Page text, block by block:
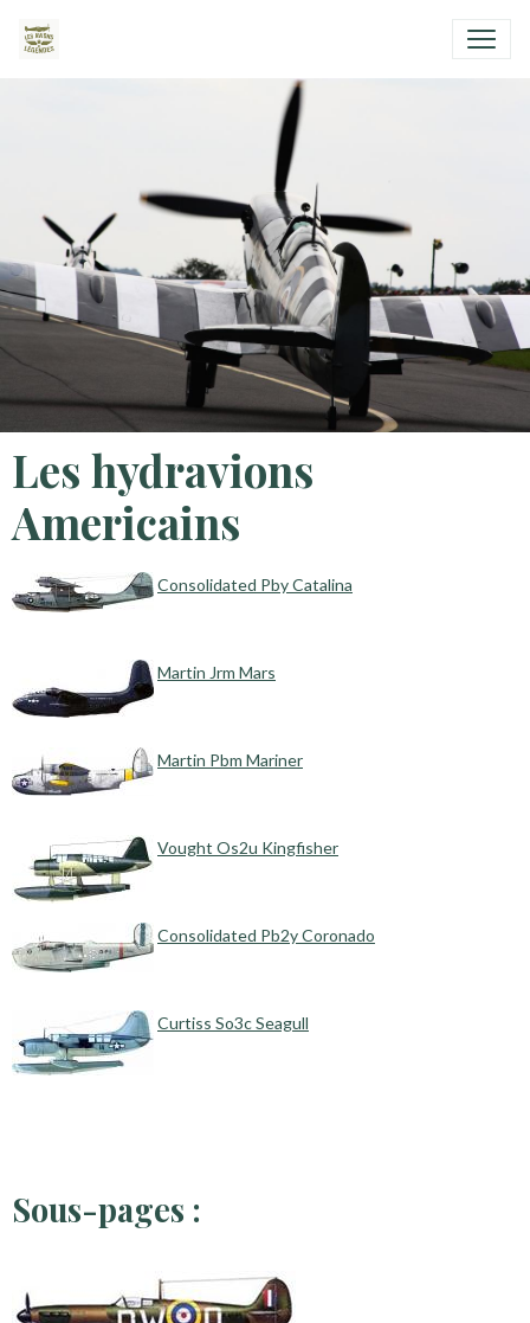
Les hydravions
Americains
Consolidated Pby Catalina
Martin Jrm Mars
Martin Pbm Mariner
Vought Os2u Kingfisher
Consolidated Pb2y Coronado
Curtiss So3c Seagull
Sous-pages :